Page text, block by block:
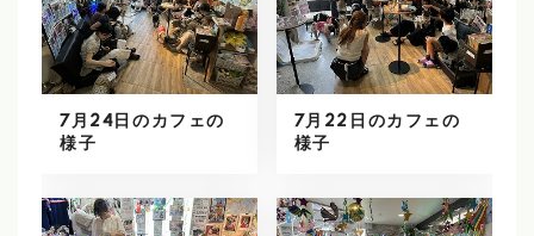
7月24日のカフェの
様子
7月22日のカフェの
様子